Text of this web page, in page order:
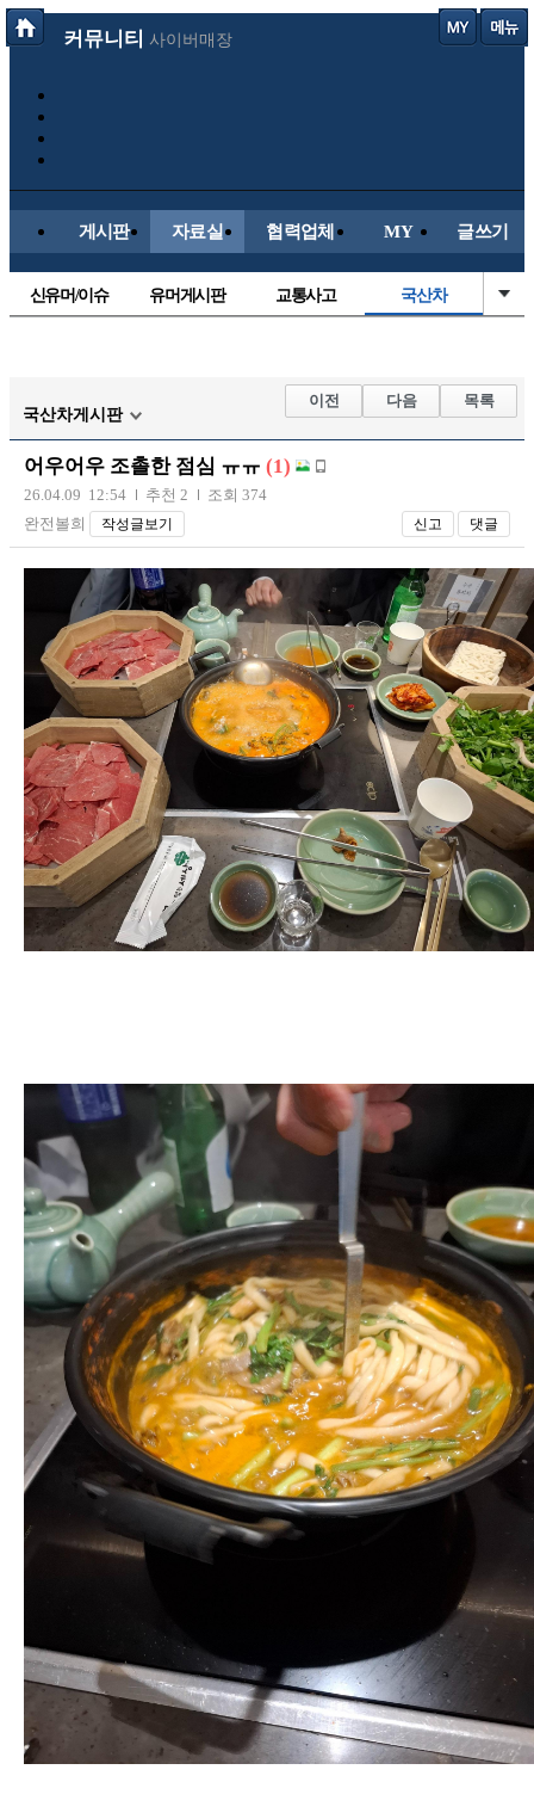
커뮤니티 사이버매장
게시판 자료실 협력업체 MY 글쓰기
신유머/이슈 유머게시판 교통사고 국산차
자유사진 군사/무기
트럭/버스
장착시공사진
국산차게시판
이전 다음 목록
어우어우 조촐한 점심 ㅠㅠ (1)
26.04.09 12:54 추천 2
조회 374
완전볼희
작성글보기 신고 댓글